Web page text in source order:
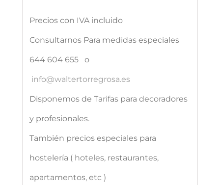
Precios con IVA incluido
Consultarnos Para medidas especiales
644 604 655 o
info@waltertorregrosa.es
Disponemos de Tarifas para decoradores
y profesionales.
También precios especiales para
hostelería ( hoteles, restaurantes,
apartamentos, etc )